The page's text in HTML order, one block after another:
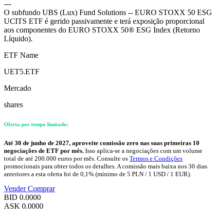
---
O subfundo UBS (Lux) Fund Solutions -- EURO STOXX 50 ESG
UCITS ETF é gerido passivamente e terá exposição proporcional
aos componentes do EURO STOXX 50® ESG Index (Retorno
Líquido).
ETF Name
UET5.ETF
Mercado
shares
Oferta por tempo limitado:
Até 30 de junho de 2027, aproveite comissão zero nas suas primeiras 10
negociações de ETF por mês. Isso aplica-se a negociações com um volume
total de até 200.000 euros por mês. Consulte os Termos e Condições
promocionais para obter todos os detalhes. A comissão mais baixa nos 30 dias
anteriores a esta oferta foi de 0,1% (mínimo de 5 PLN / 1 USD / 1 EUR).
VenderComprar
BID 0.0000
ASK 0.0000